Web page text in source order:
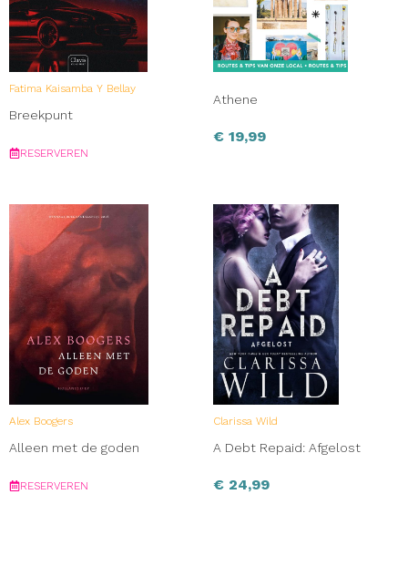
Fatima Kaisamba Y Bellay
Breekpunt
RESERVEREN
Athene
€ 19,99
Alex Boogers
Alleen met de goden
RESERVEREN
Clarissa Wild
A Debt Repaid: Afgelost
€ 24,99